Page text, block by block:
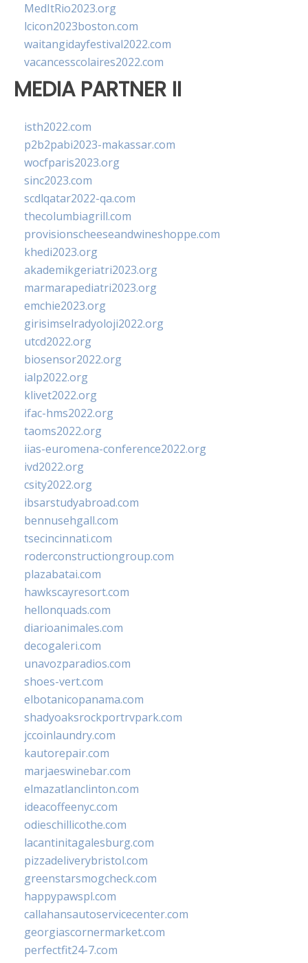
MedItRio2023.org
lcicon2023boston.com
waitangidayfestival2022.com
vacancesscolaires2022.com
MEDIA PARTNER II
isth2022.com
p2b2pabi2023-makassar.com
wocfparis2023.org
sinc2023.com
scdlqatar2022-qa.com
thecolumbiagrill.com
provisionscheeseandwineshoppe.com
khedi2023.org
akademikgeriatri2023.org
marmarapediatri2023.org
emchie2023.org
girisimselradyoloji2022.org
utcd2022.org
biosensor2022.org
ialp2022.org
klivet2022.org
ifac-hms2022.org
taoms2022.org
iias-euromena-conference2022.org
ivd2022.org
csity2022.org
ibsarstudyabroad.com
bennusehgall.com
tsecincinnati.com
roderconstructiongroup.com
plazabatai.com
hawkscayresort.com
hellonquads.com
diarioanimales.com
decogaleri.com
unavozparadios.com
shoes-vert.com
elbotanicopanama.com
shadyoaksrockportrvpark.com
jccoinlaundry.com
kautorepair.com
marjaeswinebar.com
elmazatlanclinton.com
ideacoffeenyc.com
odieschillicothe.com
lacantinitagalesburg.com
pizzadeliverybristol.com
greenstarsmogcheck.com
happypawspl.com
callahansautoservicecenter.com
georgiascornermarket.com
perfectfit24-7.com